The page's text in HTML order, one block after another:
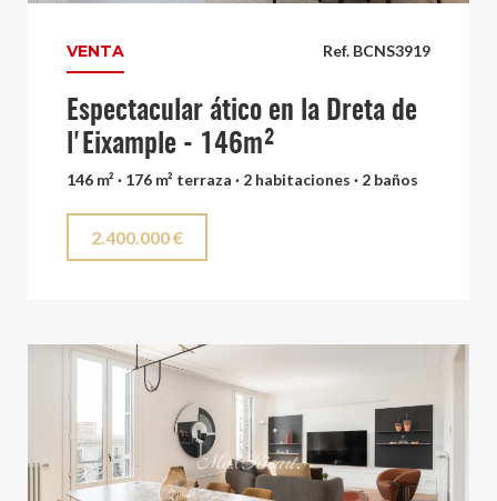
Ref. BCNS3919
VENTA
Espectacular ático en la Dreta de
l'Eixample - 146m²
146 m² · 176 m² terraza · 2 habitaciones · 2 baños
2.400.000 €